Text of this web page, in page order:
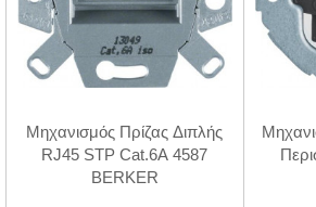
Μηχανισμός Πρίζας Διπλής
RJ45 STP Cat.6A 4587
BERKER